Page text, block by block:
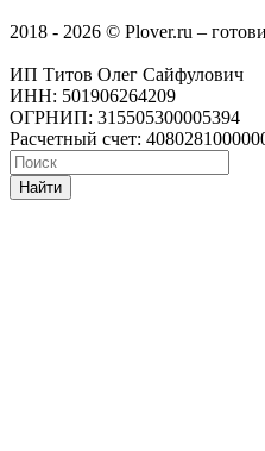
2018 - 2026 © Plover.ru –
ИП Титов Олег Сайфулович
ИНН: 501906264209
ОГРНИП: 315505300005394
Расчетный счет:
Найти